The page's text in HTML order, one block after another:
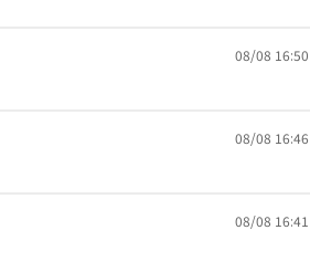
08/08 16:50
08/08 16:46
08/08 16:41